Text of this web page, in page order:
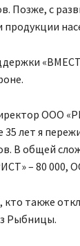
Позже, с
ООО
лет я
В общей
– 80 000,
также
Рыбницы.